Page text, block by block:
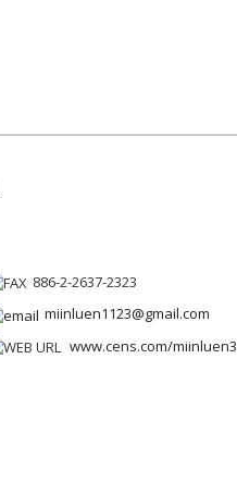
886-2-2637-2323
miinluen1123@gmail.com
www.cens.com/miinluen3